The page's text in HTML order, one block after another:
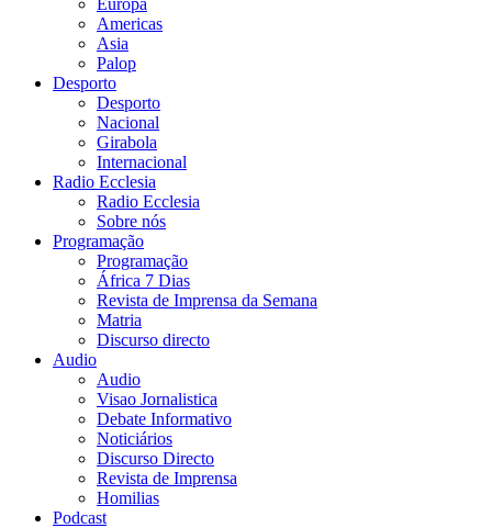
Europa
Americas
Asia
Palop
Desporto
Desporto
Nacional
Girabola
Internacional
Radio Ecclesia
Radio Ecclesia
Sobre nós
Programação
Programação
África 7 Dias
Revista de Imprensa da Semana
Matria
Discurso directo
Audio
Audio
Visao Jornalistica
Debate Informativo
Noticiários
Discurso Directo
Revista de Imprensa
Homilias
Podcast